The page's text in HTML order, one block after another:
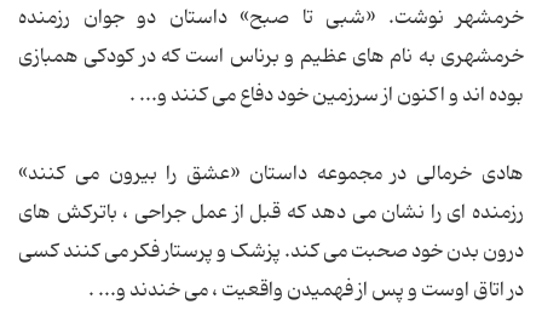
خرمشهر نوشت. «شبی تا صبح» داستان دو جوان رزمنده
خرمشهری به نام های عظیم و برناس است که در کودکی همبازی
بوده اند و اکنون از سرزمین خود دفاع می کنند و... .
هادی خرمالی در مجموعه داستان «عشق را بیرون می کنند»
رزمنده ای را نشان می دهد که قبل از عمل جراحی ، باترکش های
درون بدن خود صحبت می کند. پزشک و پرستار فکر می کنند کسی
در اتاق اوست و پس از فهمیدن واقعیت ، می خندند و... .